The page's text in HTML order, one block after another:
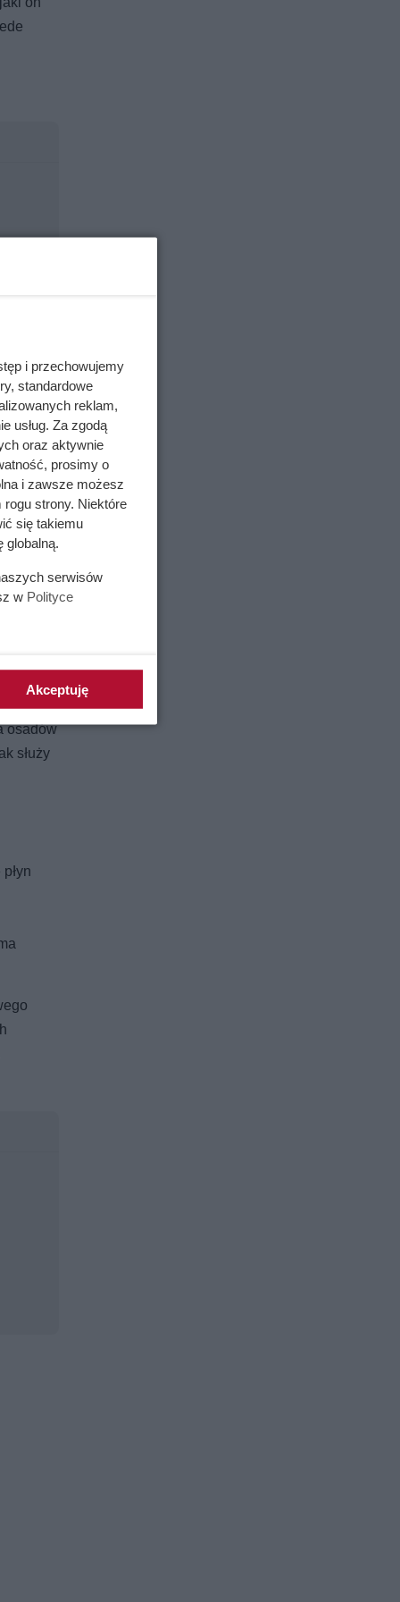
osadów
służy
i przechowujemy
standardowe
reklam,
usług. Za zgodą
oraz aktywnie
prosimy o
i zawsze możesz
strony. Niektóre
się takiemu
globalną.
serwisów
w Polityce
Akceptuję